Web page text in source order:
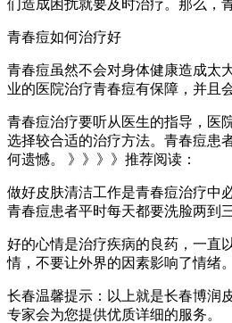
们造成困扰就要及时治疗。那么，
青春痘如何治疗好
青春痘虽然不会对身体健康造成太
业的医院治疗青春痘有保障，并且
青春痘治疗要听从医生的指导，医
选择较合适的治疗方法。青春痘患
何遗憾。 》》》》推荐阅读：
做好皮肤清洁工作是青春痘治疗中
青春痘患者平时每天都要洗脸两到
好的心情是治疗疾病的良药，一直
情，不要让外界的因素影响了情绪
长春温馨提示：以上就是长春博润
专家会为您提供优质详细的服务。